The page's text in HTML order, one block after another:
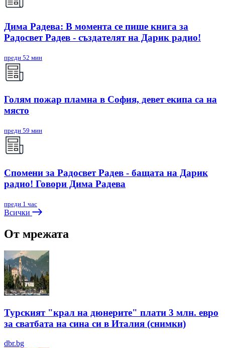
Дима Радева: В момента се пише книга за
Радосвет Радев - създателят на Дарик радио!
преди 52 мин
Голям пожар пламна в София, девет екипа са на
място
преди 59 мин
Спомени за Радосвет Радев - бащата на Дарик
радио! Говори Дима Радева
преди 1 час
Всички
От мрежата
Турският "крал на дюнерите" плати 3 млн. евро
за сватбата на сина си в Италия (снимки)
dbr.bg